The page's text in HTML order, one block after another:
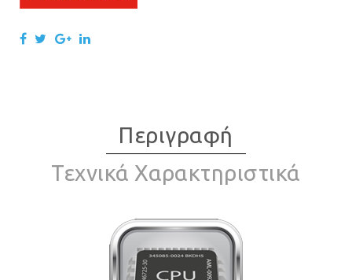
Περιγραφή
Τεχνικά Χαρακτηριστικά